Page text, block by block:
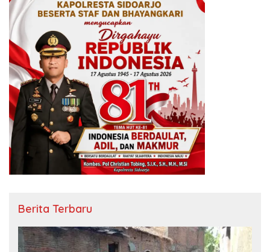
Berita Terbaru